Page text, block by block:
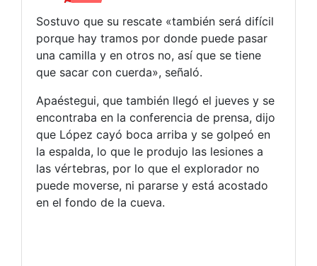
Sostuvo que su rescate «también será difícil
porque hay tramos por donde puede pasar
una camilla y en otros no, así que se tiene
que sacar con cuerda», señaló.
Apaéstegui, que también llegó el jueves y se
encontraba en la conferencia de prensa, dijo
que López cayó boca arriba y se golpeó en
la espalda, lo que le produjo las lesiones a
las vértebras, por lo que el explorador no
puede moverse, ni pararse y está acostado
en el fondo de la cueva.